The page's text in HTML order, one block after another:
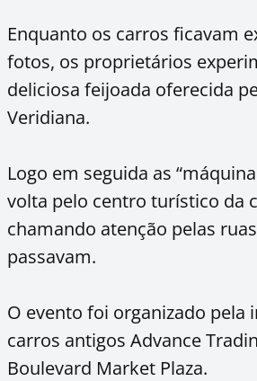
Enquanto os carros ficavam
fotos, os proprietários
deliciosa feijoada oferecida
Veridiana.
Logo em seguida as
volta pelo centro turístico da
chamando atenção pelas
passavam.
O evento foi organizado pela
carros antigos Advance
Boulevard Market Plaza.